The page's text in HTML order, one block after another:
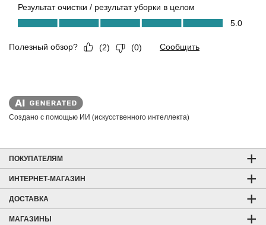
Создано с помощью ИИ (искусственного интеллекта)
ПОКУПАТЕЛЯМ
ИНТЕРНЕТ-МАГАЗИН
ДОСТАВКА
МАГАЗИНЫ